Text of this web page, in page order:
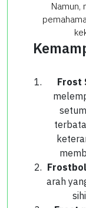
Namun,
Frost
arah